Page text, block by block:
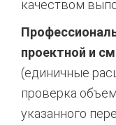
качеством
проектной и
(единичные
проверка
указанного